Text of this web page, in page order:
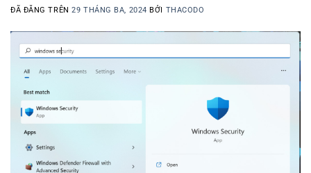
ĐÃ ĐĂNG TRÊN29 THÁNG BA, 2024 BỞI THACODO